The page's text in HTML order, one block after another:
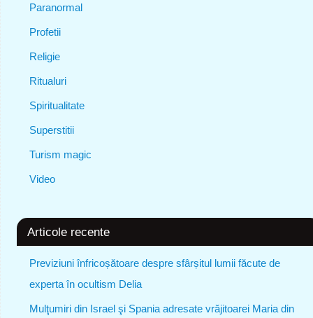
Paranormal
Profetii
Religie
Ritualuri
Spiritualitate
Superstitii
Turism magic
Video
Articole recente
Previziuni înfricoșătoare despre sfârșitul lumii făcute de
experta în ocultism Delia
Mulţumiri din Israel şi Spania adresate vrăjitoarei Maria din